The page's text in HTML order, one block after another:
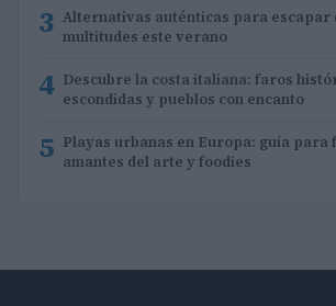
3 Alternativas auténticas para escapar
multitudes este verano
4 Descubre la costa italiana: faros
escondidas y pueblos con encanto
5 Playas urbanas en Europa: guía para
amantes del arte y foodies